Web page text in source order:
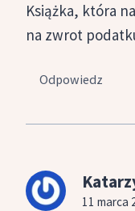
Książka, która
na zwrot
Odpowiedz
11 marca